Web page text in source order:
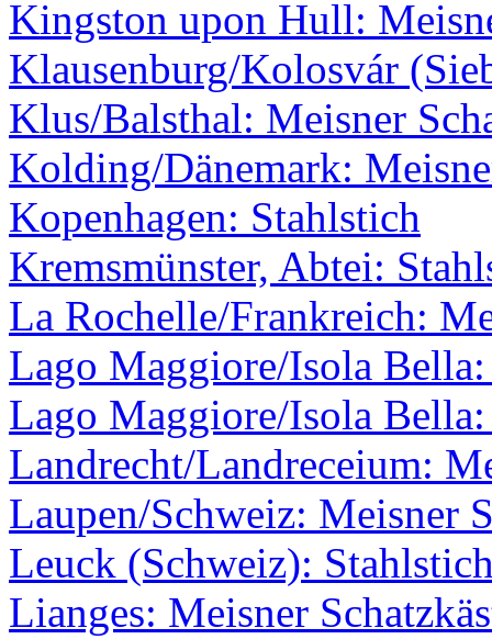
Kingston upon Hull:
Klausenburg/Kolosvár
Klus/Balsthal: Meisner
Kolding/Dänemark:
Kopenhagen: Stahlstich
Kremsmünster, Abtei:
La Rochelle/Frankreich:
Lago Maggiore/Isola
Lago Maggiore/Isola
Landrecht/Landreceium:
Laupen/Schweiz: Meisner
Leuck (Schweiz):
Lianges: Meisner